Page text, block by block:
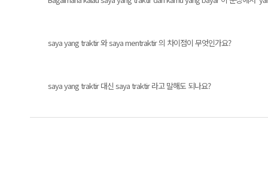
saya yang traktir 와 saya mentraktir 의 차이점이 무엇인가요?
saya yang traktir 대신 saya traktir 라고 말해도 되나요?